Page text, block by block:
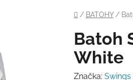
Domů
/ BATOHY /
Batoh
White
Značka: Swings